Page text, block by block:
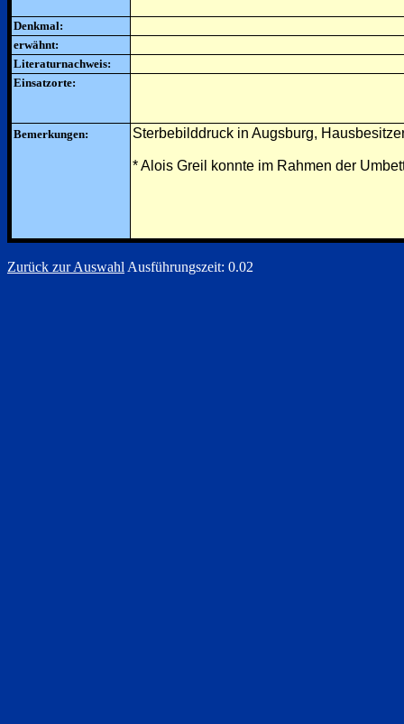
Denkmal:
erwähnt:
Literaturnachweis:
Einsatzorte:
Bemerkungen: Sterbebilddruck in Augsburg,
* Alois Greil konnte im Rahmen der
Zurück zur Auswahl Ausführungszeit: 0.02